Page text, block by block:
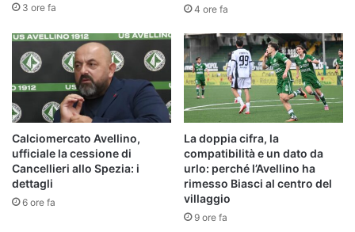
3 ore fa 4 ore fa
Calciomercato Avellino,
ufficiale la cessione di
Cancellieri allo Spezia: i
dettagli
6 ore fa
La doppia cifra, la
compatibilità e un dato da
urlo: perché l’Avellino ha
rimesso Biasci al centro del
villaggio
9 ore fa